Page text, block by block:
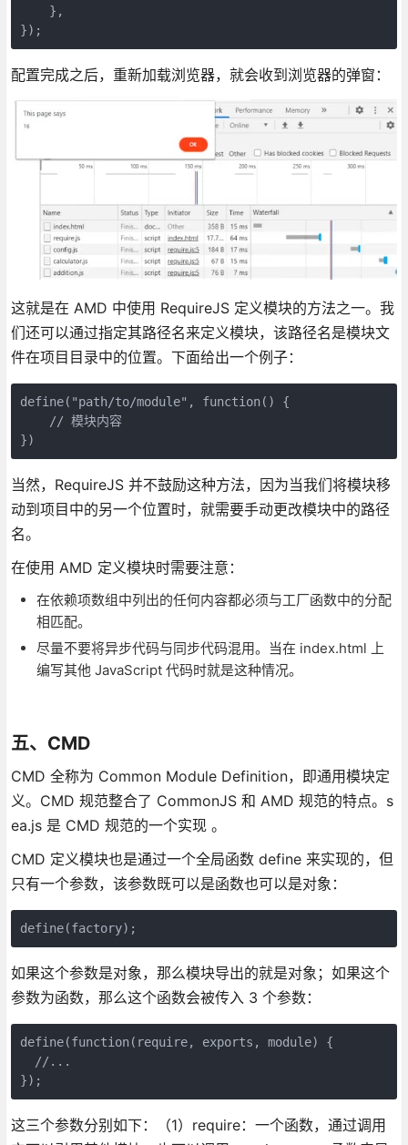
    },
});
配置完成之后，重新加载浏览器，就会收到浏览器的弹窗：
这就是在 AMD 中使用 RequireJS 定义模块的方法之一。我
们还可以通过指定其路径名来定义模块，该路径名是模块文
件在项目目录中的位置。下面给出一个例子：
define("path/to/module", function() {
    // 模块内容
})
当然，RequireJS 并不鼓励这种方法，因为当我们将模块移
动到项目中的另一个位置时，就需要手动更改模块中的路径
名。
在使用 AMD 定义模块时需要注意：
在依赖项数组中列出的任何内容都必须与工厂函数中的分配
相匹配。
尽量不要将异步代码与同步代码混用。当在 index.html 上
编写其他 JavaScript 代码时就是这种情况。
五、CMD
CMD 全称为 Common Module Definition，即通用模块定
义。CMD 规范整合了 CommonJS 和 AMD 规范的特点。s
ea.js 是 CMD 规范的一个实现 。
CMD 定义模块也是通过一个全局函数 define 来实现的，但
只有一个参数，该参数既可以是函数也可以是对象：
define(factory);
如果这个参数是对象，那么模块导出的就是对象；如果这个
参数为函数，那么这个函数会被传入 3 个参数：
define(function(require, exports, module) {
  //...
});
这三个参数分别如下：（1）require：一个函数，通过调用